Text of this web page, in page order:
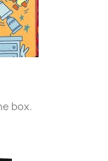
box.